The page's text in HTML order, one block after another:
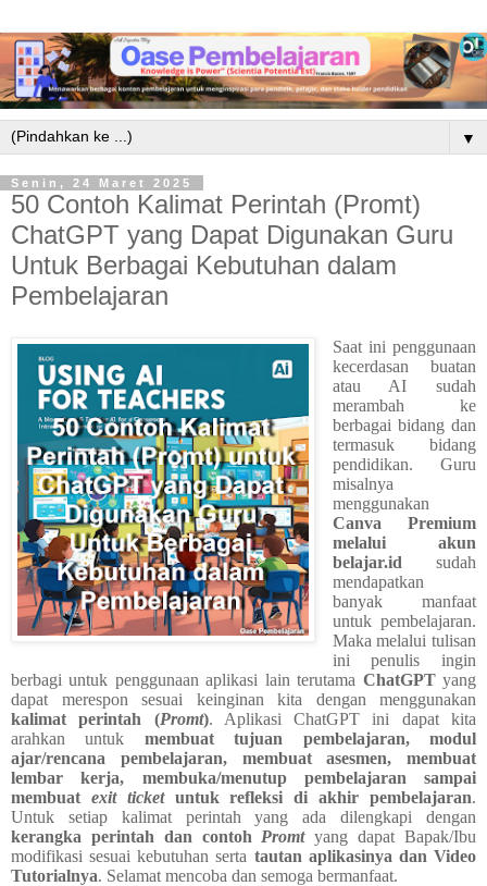
▼
Senin, 24 Maret 2025
50 Contoh Kalimat Perintah (Promt)
ChatGPT yang Dapat Digunakan Guru
Untuk Berbagai Kebutuhan dalam
Pembelajaran
Saat ini penggunaan
kecerdasan buatan
atau AI sudah
merambah ke
berbagai bidang dan
termasuk bidang
pendidikan. Guru
misalnya
menggunakan
Canva Premium
melalui akun
belajar.id sudah
mendapatkan
banyak manfaat
untuk pembelajaran.
Maka melalui tulisan
ini penulis ingin
berbagi untuk penggunaan aplikasi lain terutama ChatGPTyang
dapat merespon sesuai keinginan kita dengan menggunakan
kalimat perintah (Promt). Aplikasi ChatGPT ini dapat kita
arahkan untuk membuat tujuan pembelajaran, modul
ajar/rencana pembelajaran, membuat asesmen, membuat
lembar kerja, membuka/menutup pembelajaran sampai
membuat exit ticketuntuk refleksi di akhir pembelajaran.
Untuk setiap kalimat perintah yang ada dilengkapi dengan
kerangka perintah dan contoh Promtyang dapat Bapak/Ibu
modifikasi sesuai kebutuhan serta tautan aplikasinya dan Video
Tutorialnya. Selamat mencoba dan semoga bermanfaat.